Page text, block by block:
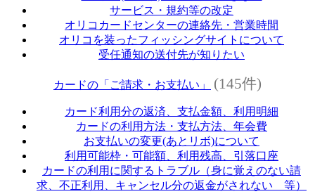
サービス・規約等の改定
オリコカードセンターの連絡先・営業時間
オリコを装ったフィッシングサイトについて
受任通知の送付先が知りたい
カードの「ご請求・お支払い」 (145件)
カード利用分の返済、支払金額、利用明細
カードの利用方法・支払方法、年会費
お支払いの変更(あとリボ)について
利用可能枠・可能額、利用残高、引落口座
カードの利用に関するトラブル（身に覚えのない請
求、不正利用、キャンセル分の返金がされない 等）